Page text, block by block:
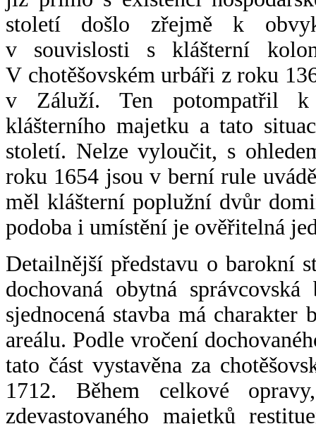
století došlo zřejmě k
v souvislosti s klášterní
V chotěšovském urbáři z roku
v Záluží. Ten potompatřil k
klášterního majetku a tato
století. Nelze vyloučit, s
roku 1654 jsou v berní rule
měl klášterní poplužní dvůr
podoba i umístění je ověřitelná
Detailnější představu o barokní
dochovaná obytná
sjednocená stavba má
areálu. Podle vročení
tato část vystavěna za
1712. Během celkové
zdevastovaného majetků